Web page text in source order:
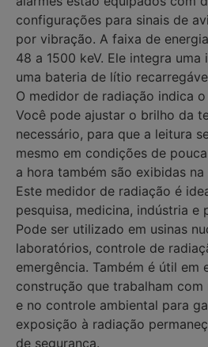
configurações para sinais de
por vibração. A faixa de
48 a 1500 keV. Ele integra
uma bateria de lítio
O medidor de radiação indica
Você pode ajustar o brilho da
necessário, para que a leitura
mesmo em condições de
a hora também são exibidas na
Este medidor de radiação é
pesquisa, medicina, indústria e
Pode ser utilizado em usinas
laboratórios, controle de
emergência. Também é útil em
construção que trabalham
e no controle ambiental para
exposição à radiação
de segurança.